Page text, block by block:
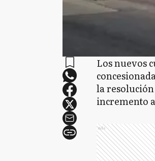
Los nuevos
la
incremento
Ads